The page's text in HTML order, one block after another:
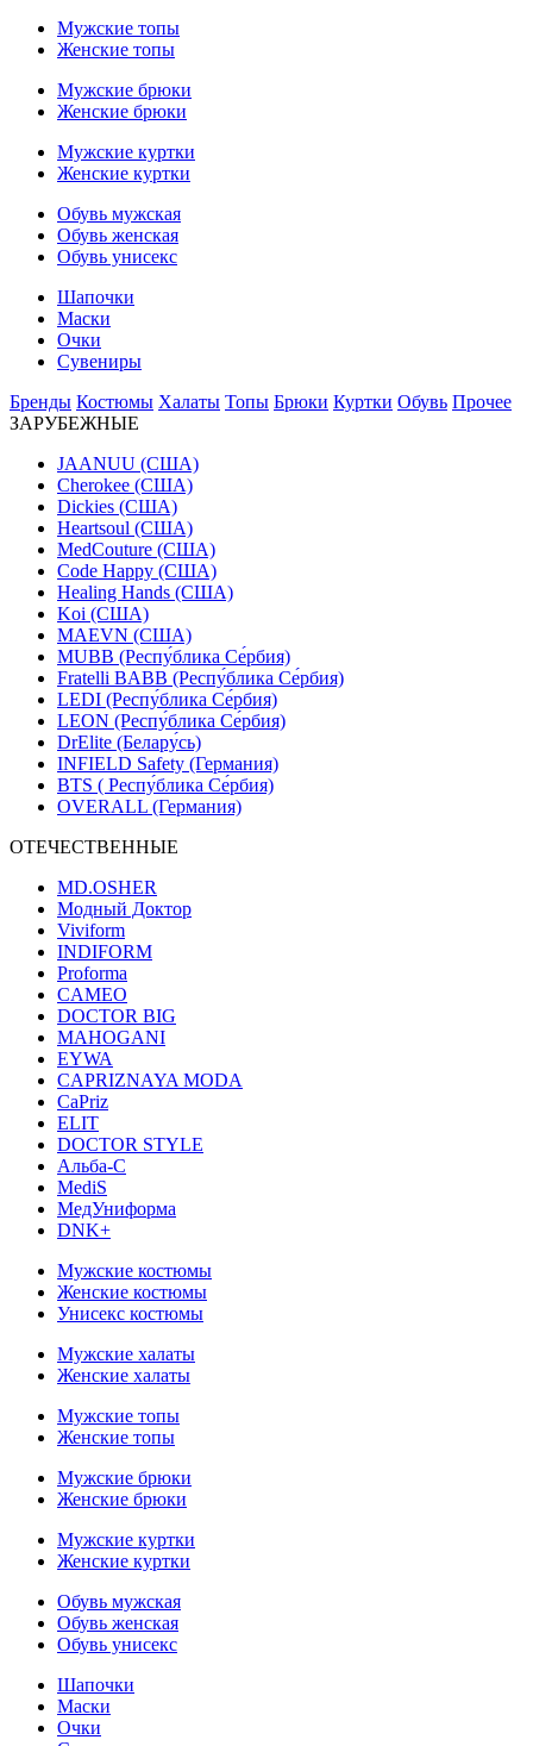
Мужские топы
Женские топы
Мужские брюки
Женские брюки
Мужские куртки
Женские куртки
Обувь мужская
Обувь женская
Обувь унисекс
Шапочки
Маски
Очки
Сувениры
Бренды Костюмы Халаты Топы Брюки Куртки Обувь Прочее
ЗАРУБЕЖНЫЕ
JAANUU (США)
Cherokee (США)
Dickies (США)
Heartsoul (США)
MedCouture (США)
Code Happy (США)
Healing Hands (США)
Koi (США)
MAEVN (США)
MUBB (Респу́блика Се́рбия)
Fratelli BABB (Респу́блика Се́рбия)
LEDI (Респу́блика Се́рбия)
LEON (Респу́блика Се́рбия)
DrElite (Белару́сь)
INFIELD Safety (Германия)
BTS ( Респу́блика Се́рбия)
OVERALL (Германия)
ОТЕЧЕСТВЕННЫЕ
MD.OSHER
Модный Доктор
Viviform
INDIFORM
Proforma
CAMEO
DOCTOR BIG
MAHOGANI
EYWA
CAPRIZNAYA MODA
CaPriz
ELIT
DOCTOR STYLE
Альба-С
MediS
МедУниформа
DNK+
Мужские костюмы
Женские костюмы
Унисекс костюмы
Мужские халаты
Женские халаты
Мужские топы
Женские топы
Мужские брюки
Женские брюки
Мужские куртки
Женские куртки
Обувь мужская
Обувь женская
Обувь унисекс
Шапочки
Маски
Очки